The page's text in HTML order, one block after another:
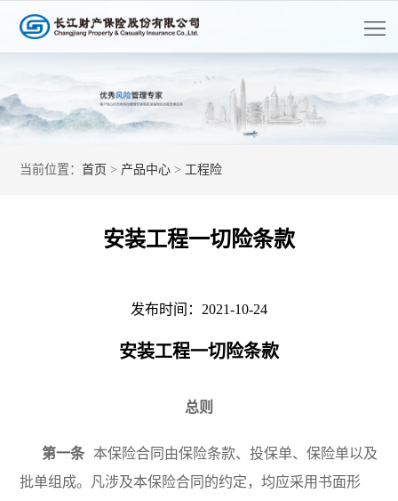
进
客
当前位置：首页 > 产品中心 > 工程险
安装工程一切险条款
发布时间：2021-10-24
安装工程一切险条款
总则
第一条
本保险合同由保险条款、投保单、保险单以及
批单组成。凡涉及本保险合同的约定，均应采用书面形